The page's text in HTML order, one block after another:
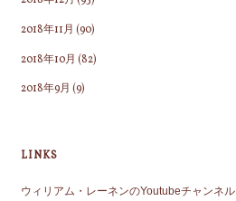
2018年11月 (90)
2018年10月 (82)
2018年9月 (9)
LINKS
ウィリアム・レーネンのYoutubeチャンネル